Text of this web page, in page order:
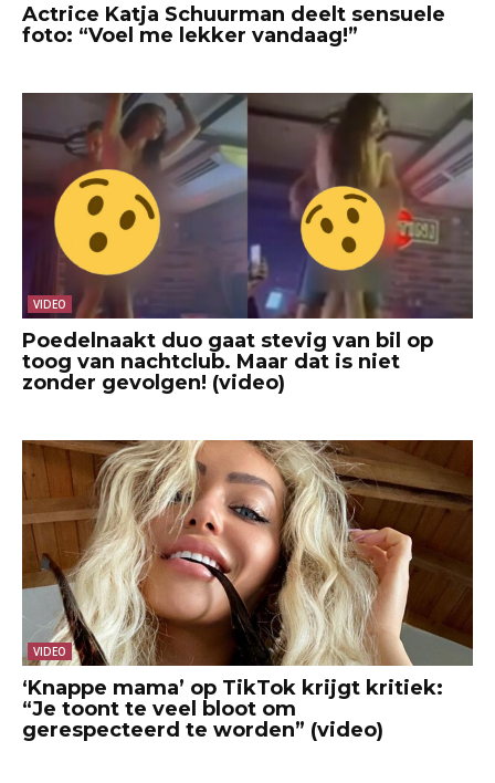
Actrice Katja Schuurman deelt sensuele
foto: “Voel me lekker vandaag!”
VIDEO
Poedelnaakt duo gaat stevig van bil op
toog van nachtclub. Maar dat is niet
zonder gevolgen! (video)
VIDEO
‘Knappe mama’ op TikTok krijgt kritiek:
“Je toont te veel bloot om
gerespecteerd te worden” (video)